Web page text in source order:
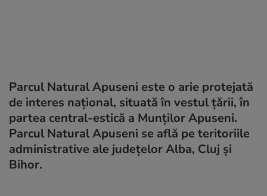
Parcul Natural Apuseni este o arie protejată
de interes național, situată în vestul țării, în
partea central-estică a Munților Apuseni.
Parcul Natural Apuseni se află pe teritoriile
administrative ale județelor Alba, Cluj și
Bihor.